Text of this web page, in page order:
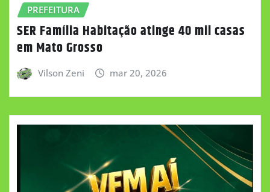
PREFEITURA
SER Família Habitação atinge 40 mil casas
em Mato Grosso
Vilson Zeni mar 20, 2026